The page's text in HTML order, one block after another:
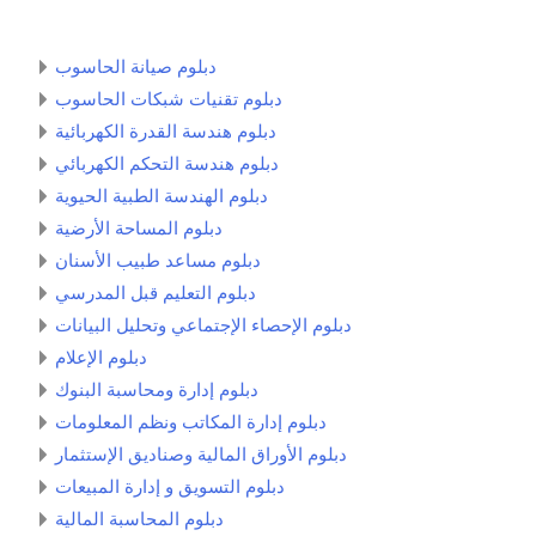
دبلوم صيانة الحاسوب
دبلوم تقنيات شبكات الحاسوب
دبلوم هندسة القدرة الكهربائية
دبلوم هندسة التحكم الكهربائي
دبلوم الهندسة الطبية الحيوية
دبلوم المساحة الأرضية
دبلوم مساعد طبیب الأسنان
دبلوم التعليم قبل المدرسي
دبلوم الإحصاء الإجتماعي وتحليل البيانات
دبلوم الإعلام
دبلوم إدارة ومحاسبة البنوك
دبلوم إدارة المكاتب ونظم المعلومات
دبلوم الأوراق المالية وصناديق الإستثمار
دبلوم التسويق و إدارة المبيعات
دبلوم المحاسبة المالية